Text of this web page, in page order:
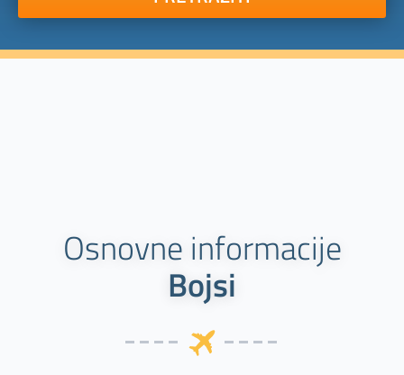
Osnovne informacije
Bojsi